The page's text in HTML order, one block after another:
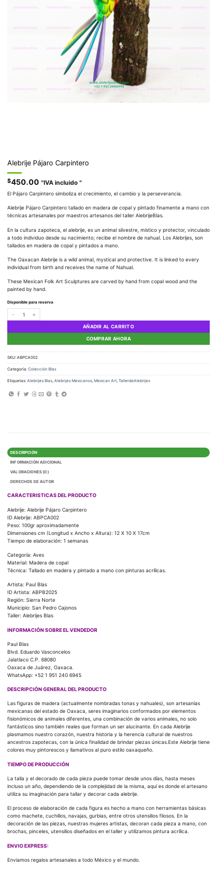
Alebrije Pájaro Carpintero
$450.00 "IVA incluido "
El Pájaro Carpintero simboliza el crecimiento, el cambio y la perseverancia.
Alebrije Pájaro Carpintero tallado en madera de copal y pintado finamente a mano con
técnicas artesanales por maestros artesanos del taller AlebrijeBlas.
En la cultura zapoteca, el alebrije, es un animal silvestre, místico y protector, vinculado
a todo individuo desde su nacimiento; recibe el nombre de nahual. Los Alebrijes, son
tallados en madera de copal y pintados a mano.
The Oaxacan Alebrije is a wild animal, mystical and protective. It is linked to every
individual from birth and receives the name of Nahual.
These Mexican Folk Art Sculptures are carved by hand from copal wood and the
painted by hand.
Disponible para reserva
AÑADIR AL CARRITO
COMPRAR AHORA
SKU: ABPCA002
Categoría: Colección Blas
Etiquetas: Alebrijes Blas Alebrijes Mexicanos Mexican Art TallerdeAlebrijes
DESCRIPCIÓN
INFORMACIÓN ADICIONAL
VALORACIONES (0)
DERECHOS DE AUTOR
CARACTERISTICAS DEL PRODUCTO
Alebrije: Alebrije Pájaro Carpintero
ID Alebrije: ABPCA002
Peso: 100gr aproximadamente
Dimensiones cm (Longitud x Ancho x Altura): 12 X 10 X 17cm
Tiempo de elaboración: 1 semanas
Categoría: Aves
Material: Madera de copal
Técnica: Tallado en madera y pintado a mano con pinturas acrílicas.
Artista: Paul Blas
ID Artista: ABPB2025
Región: Sierra Norte
Municipio: San Pedro Cajonos
Taller: Alebrijes Blas
INFORMACIÓN SOBRE EL VENDEDOR
Paul Blas
Blvd. Eduardo Vasconcelos
Jalatlaco C.P. 68080
Oaxaca de Juárez, Oaxaca.
WhatsApp: +52 1 951 240 6945
DESCRIPCIÓN GENERAL DEL PRODUCTO
Las figuras de madera (actualmente nombradas tonas y nahuales), son artesanías
mexicanas del estado de Oaxaca, seres imaginarios conformados por elementos
fisionómicos de animales diferentes, una combinación de varios animales, no solo
fantásticos sino también reales que forman un ser alucinante. En cada Alebrije
plasmamos nuestro corazón, nuestra historia y la herencia cultural de nuestros
ancestros zapotecas, con la única finalidad de brindar piezas únicas.Este Alebrije tiene
colores muy pintorescos y llamativos al puro estilo oaxaqueño.
TIEMPO DE PRODUCCIÓN
La talla y el decorado de cada pieza puede tomar desde unos días, hasta meses
incluso un año, dependiendo de la complejidad de la misma, aquí es donde el artesano
utiliza su imaginación para tallar y decorar cada alebrije.
El proceso de elaboración de cada figura es hecho a mano con herramientas básicas
como machete, cuchillos, navajas, gurbias, entre otros utensilios filosos. En la
decoración de las piezas, nuestras mujeres artistas, decoran cada pieza a mano, con
brochas, pinceles, utensilios diseñados en el taller y utilizamos pintura acrílica.
ENVIO EXPRESS:
Enviamos regalos artesanales a todo México y el mundo.